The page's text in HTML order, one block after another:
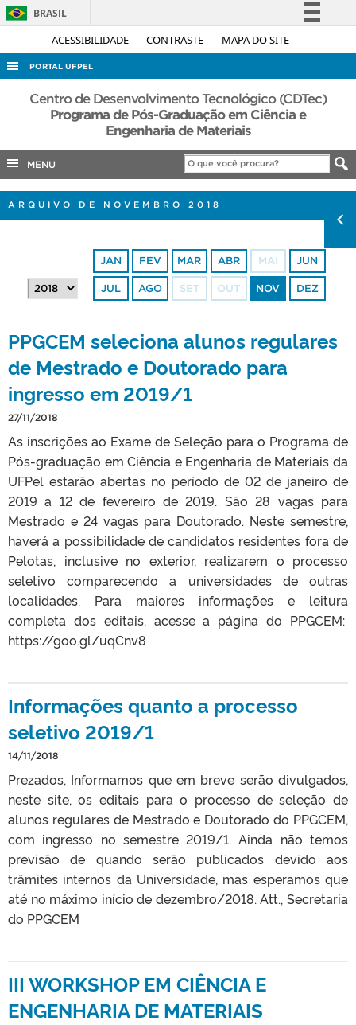
ACESSIBILIDADE CONTRASTE MAPA DO SITE
BRASIL
Simplifique!
Acesso à informação
Legislação
Canais
PORTAL UFPEL
ACESSO À INFORMAÇÃO
AUDITORIA
EDITAIS
PORTARIAS
Centro de Desenvolvimento Tecnológico (CDTec)
Programa de Pós-Graduação em Ciência e
Engenharia de Materiais
MENU
ARQUIVO DE NOVEMBRO 2018
JAN FEV MAR ABR MAI JUN
JUL AGO SET OUT NOV DEZ
PPGCEM seleciona alunos regulares
de Mestrado e Doutorado para
ingresso em 2019/1
27/11/2018
As inscrições ao Exame de Seleção para o Programa de
Pós-graduação em Ciência e Engenharia de Materiais da
UFPel estarão abertas no período de 02 de janeiro de
2019 a 12 de fevereiro de 2019. São 28 vagas para
Mestrado e 24 vagas para Doutorado. Neste semestre,
haverá a possibilidade de candidatos residentes fora de
Pelotas, inclusive no exterior, realizarem o processo
seletivo comparecendo a universidades de outras
localidades. Para maiores informações e leitura
completa dos editais, acesse a página do PPGCEM:
https://goo.gl/uqCnv8
Informações quanto a processo
seletivo 2019/1
14/11/2018
Prezados, Informamos que em breve serão divulgados,
neste site, os editais para o processo de seleção de
alunos regulares de Mestrado e Doutorado do PPGCEM,
com ingresso no semestre 2019/1. Ainda não temos
previsão de quando serão publicados devido aos
trâmites internos da Universidade, mas esperamos que
até no máximo início de dezembro/2018. Att., Secretaria
do PPGCEM
III WORKSHOP EM CIÊNCIA E
ENGENHARIA DE MATERIAIS